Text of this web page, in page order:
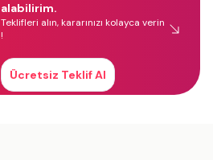
alabilirim.
Teklifleri alın, kararınızı kolayca verin
!
Ücretsiz Teklif Al